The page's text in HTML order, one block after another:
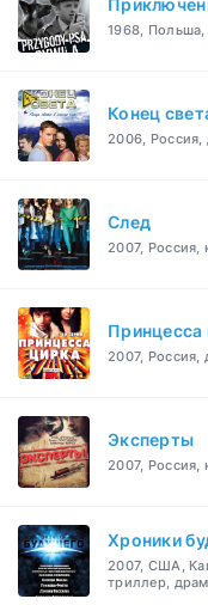
1968,
Конец
2006,
След
2007, Россия,
Принцесса
2007, Россия,
Эксперты
2007, Россия,
Хроники
2007, США,
триллер,